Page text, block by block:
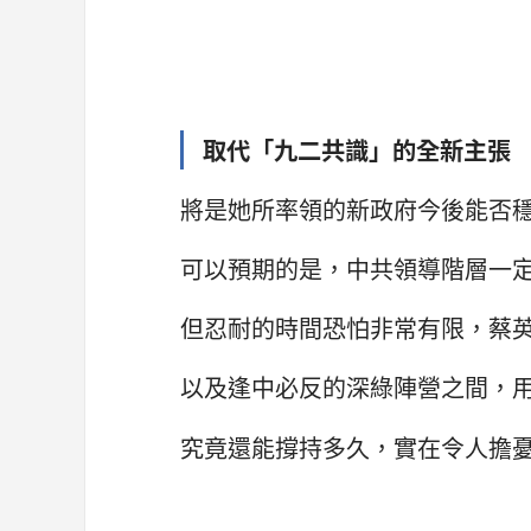
取代「九二共識」的全新主張
將是她所率領的新政府今後能否
可以預期的是，中共領導階層一
但忍耐的時間恐怕非常有限，蔡
以及逢中必反的深綠陣營之間，
究竟還能撐持多久，實在令人擔